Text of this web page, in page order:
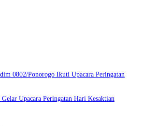
0802/Ponorogo Ikuti Upacara Peringatan
Upacara Peringatan Hari Kesaktian